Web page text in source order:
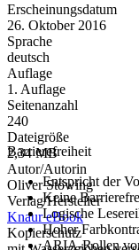
Erscheinungsdatum
26. Oktober 2016
Sprache
deutsch
Auflage
1. Auflage
Seitenanzahl
240
Dateigröße
2,34 MB
Autor/Autorin
Oliver Stöwing
Verlag/Hersteller
Knaur eBook
Kopierschutz
Barrierefreiheit
Entspricht der
Keine
Logische
Hoher
ARIA-Rollen